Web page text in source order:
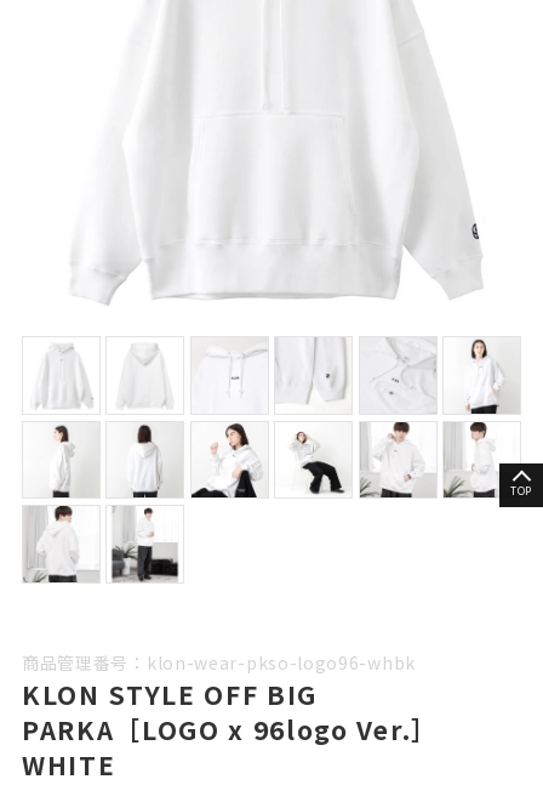
商品管理番号：klon-wear-pkso-logo96-whbk
KLON STYLE OFF BIG
PARKA［LOGO x 96logo Ver.］
WHITE
TOP